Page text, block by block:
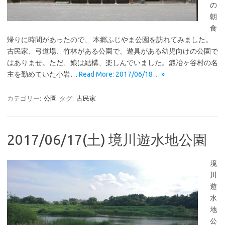
の
朝
食
帰りに時間があったので、 本郷ふじやま公園を訪れてみました。
古民家、弓道場、竹林がある公園で、遊具がある幼児向けの公園で
はありませ。ただ、娘は結構、楽しんでいました。鍛冶ヶ谷村の名
主を勤めていた小岩… Read More: 2017/06/18… »
カテゴリー: 公園 タグ: 古民家
2017/06/17(土) 境川遊水地公園
境
川
遊
水
地
公